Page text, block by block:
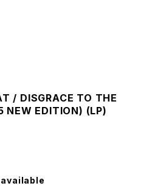
/ DISGRACE TO THE
NEW EDITION) (LP)